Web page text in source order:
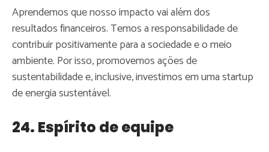
Aprendemos que nosso impacto vai além dos
resultados financeiros. Temos a responsabilidade de
contribuir positivamente para a sociedade e o meio
ambiente. Por isso, promovemos ações de
sustentabilidade e, inclusive, investimos em uma startup
de energia sustentável.
24. Espírito de equipe